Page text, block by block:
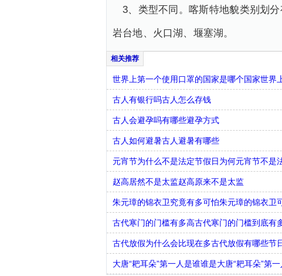
3、类型不同。喀斯特地貌类别划
岩台地、火口湖、堰塞湖。
世界上第一个使用口罩的国家是哪个国家世界
古人有银行吗古人怎么存钱
古人会避孕吗有哪些避孕方式
古人如何避暑古人避暑有哪些
元宵节为什么不是法定节假日为何元宵节不是
赵高居然不是太监赵高原来不是太监
朱元璋的锦衣卫究竟有多可怕朱元璋的锦衣卫
古代寒门的门槛有多高古代寒门的门槛到底有
古代放假为什么会比现在多古代放假有哪些节
大唐“耙耳朵”第一人是谁谁是大唐“耙耳朵”第一